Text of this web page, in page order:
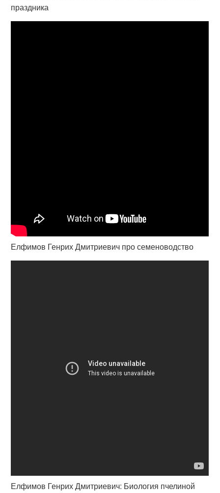
праздника
Елфимов Генрих Дмитриевич про семеноводство
Елфимов Генрих Дмитриевич: Биология пчелиной